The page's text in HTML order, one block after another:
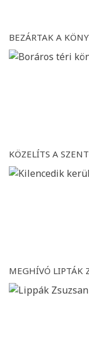
BEZÁRTAK A
KÖZELÍTS A
MEGHÍVÓ LIPTÁK